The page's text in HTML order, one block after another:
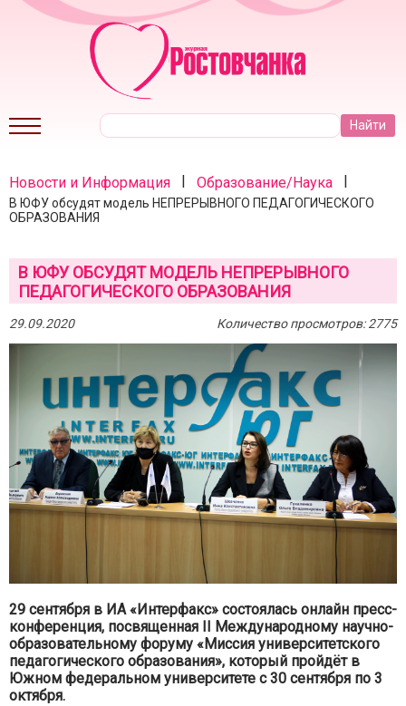
Новости и Информация | Образование/Наука |
В ЮФУ обсудят модель НЕПРЕРЫВНОГО ПЕДАГОГИЧЕСКОГО
ОБРАЗОВАНИЯ
В ЮФУ ОБСУДЯТ МОДЕЛЬ НЕПРЕРЫВНОГО
ПЕДАГОГИЧЕСКОГО ОБРАЗОВАНИЯ
29.09.2020 Количество просмотров: 2775
29 сентября в ИА «Интерфакс» состоялась онлайн пресс-
конференция, посвященная II Международному научно-
образовательному форуму «Миссия университетского
педагогического образования», который пройдёт в
Южном федеральном университете с 30 сентября по 3
октября.